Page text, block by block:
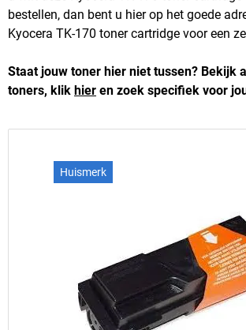
bestellen, dan bent u hier op het goede
Kyocera TK-170 toner cartridge voor een
Staat jouw toner hier niet tussen? Bekijk
toners, klik hier en zoek specifiek voor
Huismerk